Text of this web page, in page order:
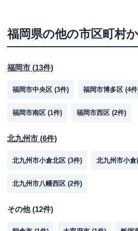
福岡県の他の市区町村
福岡市 (13件)
福岡市中央区 (3件) 福岡市博多区 (4
福岡市南区 (1件) 福岡市西区 (2件)
北九州市 (6件)
北九州市小倉北区 (3件) 北九州市小倉
北九州市八幡西区 (2件)
その他(12件)